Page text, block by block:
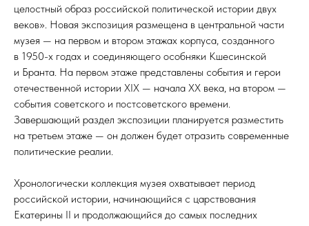
целостный образ российской политической истории двух
веков». Новая экспозиция размещена в центральной части
музея — на первом и втором этажах корпуса, созданного
в 1950-х годах и соединяющего особняки Кшесинской
и Бранта. На первом этаже представлены события и герои
отечественной истории XIX — начала XX века, на втором —
события советского и постсоветского времени.
Завершающий раздел экспозиции планируется разместить
на третьем этаже — он должен будет отразить современные
политические реалии.
Хронологически коллекция музея охватывает период
российской истории, начинающийся с царствования
Екатерины II и продолжающийся до самых последних